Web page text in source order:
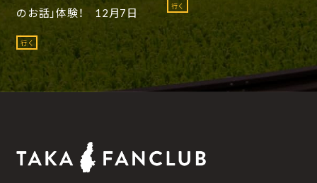
のお話」体験！ 12月7日
行く
行く